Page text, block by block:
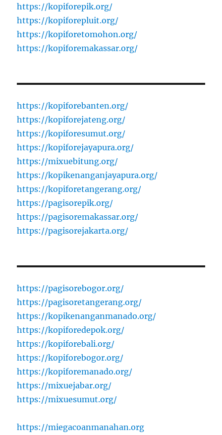
https://kopiforepik.org/
https://kopiforepluit.org/
https://kopiforetomohon.org/
https://kopiforemakassar.org/
https://kopiforebanten.org/
https://kopiforejateng.org/
https://kopiforesumut.org/
https://kopiforejayapura.org/
https://mixuebitung.org/
https://kopikenanganjayapura.org/
https://kopiforetangerang.org/
https://pagisorepik.org/
https://pagisoremakassar.org/
https://pagisorejakarta.org/
https://pagisorebogor.org/
https://pagisoretangerang.org/
https://kopikenanganmanado.org/
https://kopiforedepok.org/
https://kopiforebali.org/
https://kopiforebogor.org/
https://kopiforemanado.org/
https://mixuejabar.org/
https://mixuesumut.org/
https://miegacoanmanahan.org